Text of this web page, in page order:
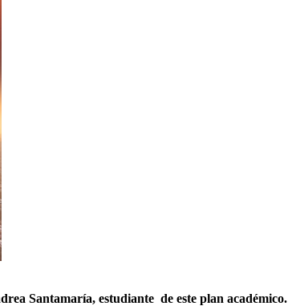
Santamaría, estudiante de este plan académico.